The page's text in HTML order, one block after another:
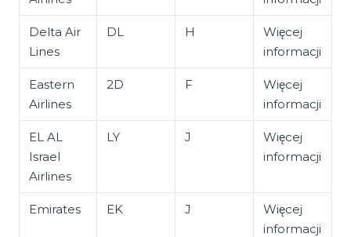
Delta Air
Lines
DL H
Więcej
informacji
Eastern
Airlines
2D F
Więcej
informacji
EL AL
Israel
Airlines
LY J
Więcej
informacji
Emirates EK J
Więcej
informacji